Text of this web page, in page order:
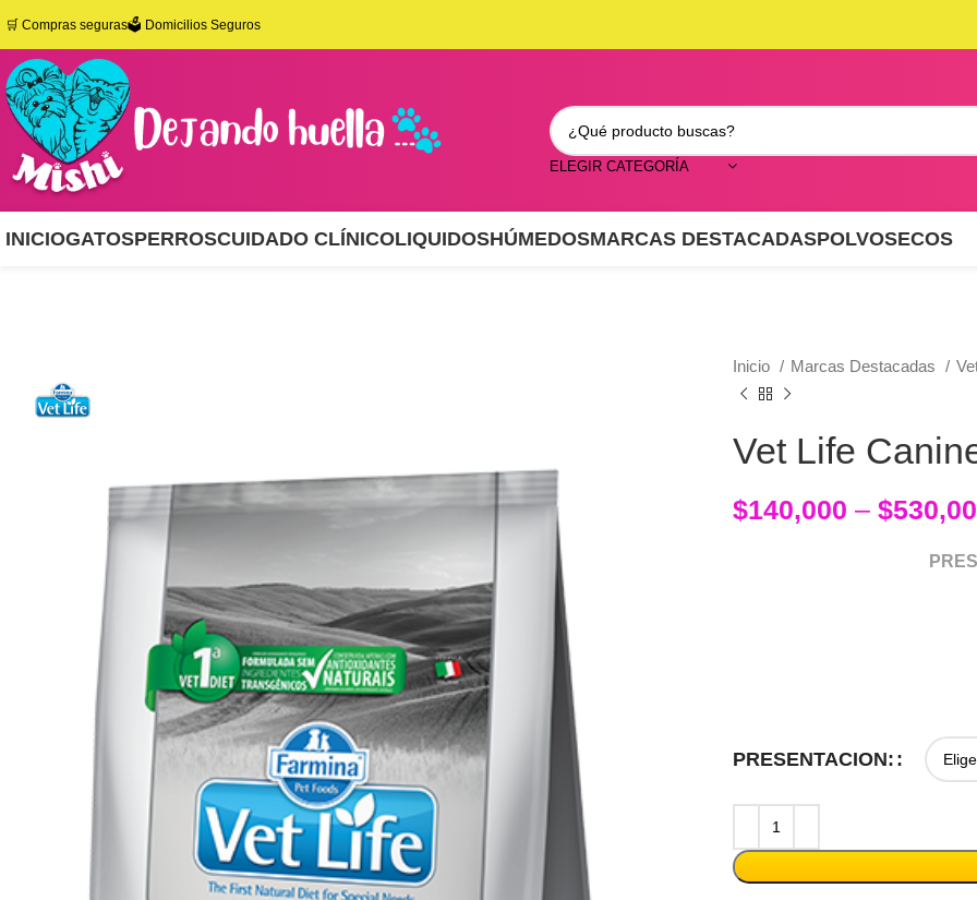
🛒 Compras seguras🗳️ Domicilios Seguros
ELEGIR CATEGORÍA
INICIOGATOSPERROSCUIDADO CLÍNICOLIQUIDOSHÚMEDOSMARCAS DESTACADASPOLVOSECOS
Inicio Marcas Destacadas
Vet Life
$140,000 – $
PRESENTACION: